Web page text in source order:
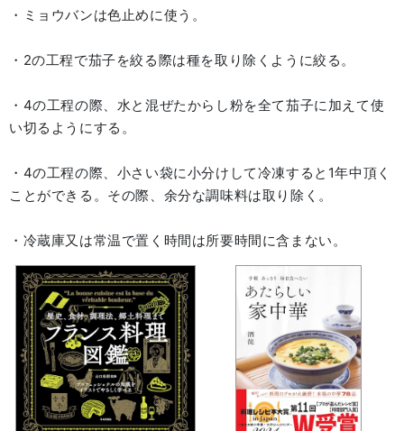
・ミョウバンは色止めに使う。
・2の工程で茄子を絞る際は種を取り除くように絞る。
・4の工程の際、水と混ぜたからし粉を全て茄子に加えて使
い切るようにする。
・4の工程の際、小さい袋に小分けして冷凍すると1年中頂く
ことができる。その際、余分な調味料は取り除く。